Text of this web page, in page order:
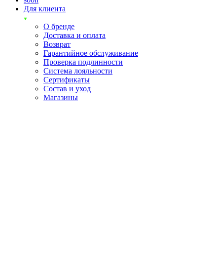
Для клиента
О бренде
Доставка и оплата
Возврат
Гарантийное обслуживание
Проверка подлинности
Система лояльности
Сертификаты
Состав и уход
Магазины